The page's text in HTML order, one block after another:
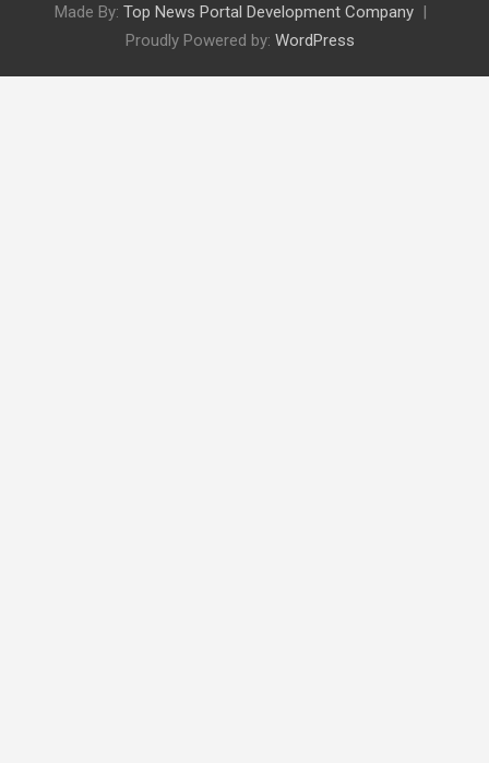
Made By: Top News Portal Development Company
Proudly Powered by: WordPress